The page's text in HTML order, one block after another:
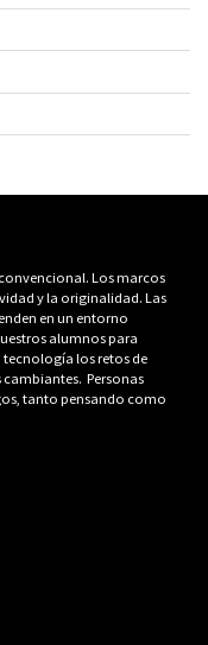
Los marcos
y la originalidad. Las
en un entorno
alumnos para
tecnología los retos de
Personas
tanto pensando como